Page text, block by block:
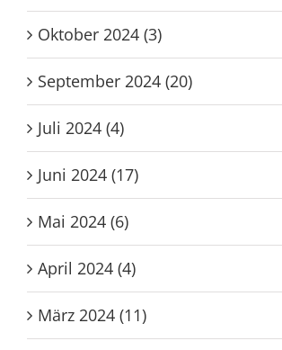
Oktober 2024 (3)
September 2024 (20)
Juli 2024 (4)
Juni 2024 (17)
Mai 2024 (6)
April 2024 (4)
März 2024 (11)